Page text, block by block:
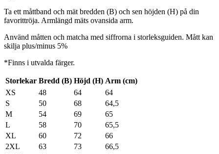
Ta ett måttband och mät bredden (B) och sen höjden (H) på din
favorittröja. Armlängd mäts ovansida arm.
Använd måtten och matcha med siffrorna i storleksguiden. Mått kan
skilja plus/minus 5%
*Finns i utvalda färger.
Storlekar Bredd (B) Höjd (H) Arm (cm)
XS
48 64
64
S
50 68
64,5
M
54 69
65
L
58 70
65,5
XL
60 72
66
2XL
63 73
66,5